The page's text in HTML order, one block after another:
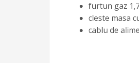
furtun gaz
cleste masa
cablu de